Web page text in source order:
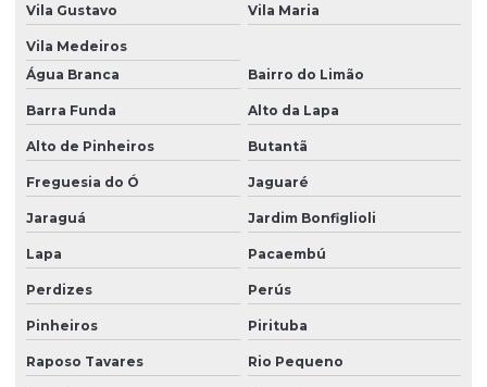
Equipo bomba mdk em vitória
Equipo de dieta para bomba
Equipo de dieta para bomba mdk
Equipo de dieta para bomba mdk no espírito santo
Equipo de dieta para bomba mdk em são paulo
Equipo de dieta para bomba mdk em sp
Equipo de dieta para bomba mdk em vitória
Equipo fotossensível para bomba
Equipo fotossensível para bomba de infusão
Equipo fotossensível para bomba de infusão universal
Vila Gustavo Vila Maria
Vila Medeiros
Água Branca
Bairro do Limão
Barra Funda Alto da Lapa
Alto de Pinheiros Butantã
Freguesia do Ó Jaguaré
Jaraguá Jardim Bonfiglioli
Lapa Pacaembú
Perdizes Perús
Pinheiros Pirituba
Raposo Tavares Rio Pequeno